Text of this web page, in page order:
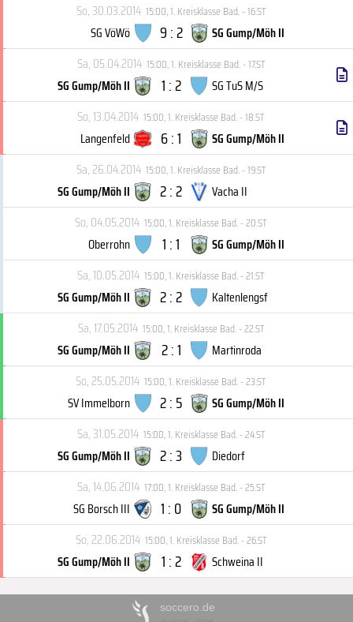
So, 30.03.2014 15:00,1. Kreisklasse Bad. - 16.ST
SG VöWö 9 : 2
SG Gump/Möh II
Sa, 05.04.2014 15:00,1. Kreisklasse Bad. - 17.ST
SG Gump/Möh II 1 : 2
SG TuS M/S
So, 13.04.2014 15:00,1. Kreisklasse Bad. - 18.ST
Langenfeld 6 : 1
SG Gump/Möh II
Sa, 26.04.2014 15:00,1. Kreisklasse Bad. - 19.ST
SG Gump/Möh II 2 : 2
Vacha II
So, 04.05.2014 15:00,1. Kreisklasse Bad. - 20.ST
Oberrohn 1 : 1
SG Gump/Möh II
Sa, 10.05.2014 15:00,1. Kreisklasse Bad. - 21.ST
SG Gump/Möh II 2 : 2
Kaltenlengsf
Sa, 17.05.2014 15:00,1. Kreisklasse Bad. - 22.ST
SG Gump/Möh II 2 : 1
Martinroda
So, 25.05.2014 15:00,1. Kreisklasse Bad. - 23.ST
SV Immelborn 2 : 5
SG Gump/Möh II
Sa, 31.05.2014 15:00,1. Kreisklasse Bad. - 24.ST
SG Gump/Möh II 2 : 3
Diedorf
Sa, 14.06.2014 17:00,1. Kreisklasse Bad. - 25.ST
SG Borsch III 1 : 0
SG Gump/Möh II
So, 22.06.2014 15:00,1. Kreisklasse Bad. - 26.ST
SG Gump/Möh II 1 : 2 Schweina II
soccero.de